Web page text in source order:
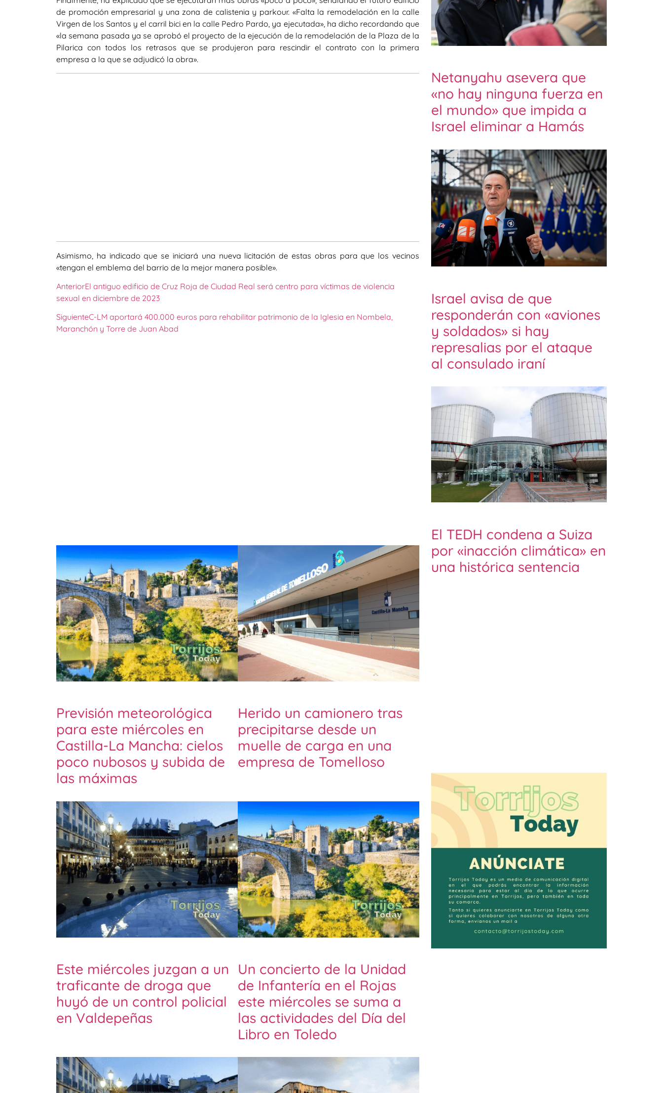
de promoción empresarial y una zona de calistenia y parkour. «Falta la remodelación en la calle
Virgen de los Santos y el carril bici en la calle Pedro Pardo, ya ejecutada», ha dicho recordando que
«la semana pasada ya se aprobó el proyecto de la ejecución de la remodelación de la Plaza de la
Pilarica con todos los retrasos que se produjeron para rescindir el contrato con la primera
empresa a la que se adjudicó la obra».
Asimismo, ha indicado que se iniciará una nueva licitación de estas obras para que los vecinos
«tengan el emblema del barrio de la mejor manera posible».
AnteriorEl antiguo edificio de Cruz Roja de Ciudad Real será centro para víctimas de violencia
sexual en diciembre de 2023
SiguienteC-LM aportará 400.000 euros para rehabilitar patrimonio de la Iglesia en Nombela,
Maranchón y Torre de Juan Abad
Previsión meteorológica
para este miércoles en
Castilla-La Mancha: cielos
poco nubosos y subida de
las máximas
Herido un camionero tras
precipitarse desde un
muelle de carga en una
empresa de Tomelloso
Este miércoles juzgan a un
traficante de droga que
huyó de un control policial
en Valdepeñas
Un concierto de la Unidad
de Infantería en el Rojas
este miércoles se suma a
las actividades del Día del
Libro en Toledo
Netanyahu asevera que
«no hay ninguna fuerza en
el mundo» que impida a
Israel eliminar a Hamás
Israel avisa de que
responderán con «aviones
y soldados» si hay
represalias por el ataque
al consulado iraní
El TEDH condena a Suiza
por «inacción climática» en
una histórica sentencia